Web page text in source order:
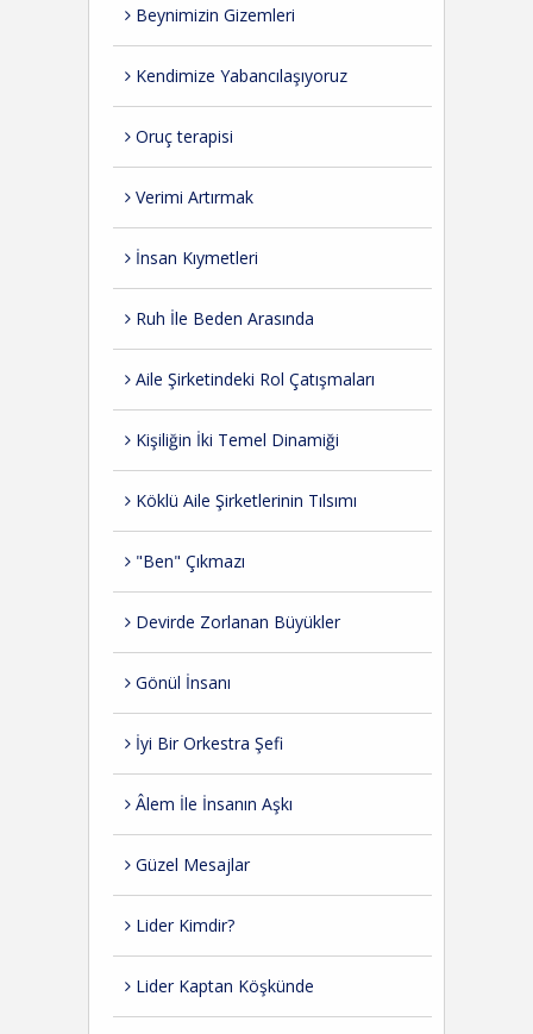
Beynimizin Gizemleri
Kendimize Yabancılaşıyoruz
Oruç terapisi
Verimi Artırmak
İnsan Kıymetleri
Ruh İle Beden Arasında
Aile Şirketindeki Rol Çatışmaları
Kişiliğin İki Temel Dinamiği
Köklü Aile Şirketlerinin Tılsımı
"Ben" Çıkmazı
Devirde Zorlanan Büyükler
Gönül İnsanı
İyi Bir Orkestra Şefi
Âlem İle İnsanın Aşkı
Güzel Mesajlar
Lider Kimdir?
Lider Kaptan Köşkünde